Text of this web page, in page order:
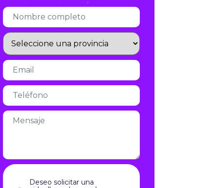
Deseo solicitar una
videollamada con el
responsable de expansión